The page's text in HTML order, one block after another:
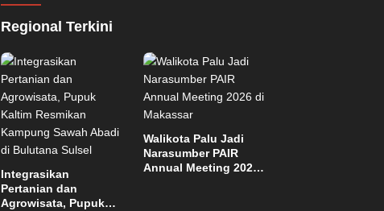
Regional Terkini
Integrasikan
Pertanian dan
Agrowisata, Pupuk
Walikota Palu Jadi
Narasumber PAIR
Annual Meeting 2026